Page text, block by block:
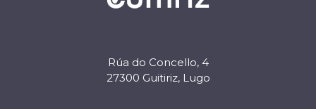
Rúa do Concello, 4
27300 Guitiriz, Lugo